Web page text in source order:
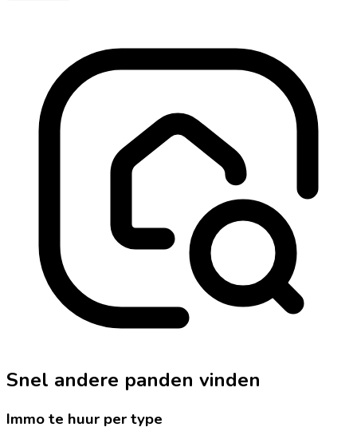
Snel andere panden vinden
Immo te huur per type